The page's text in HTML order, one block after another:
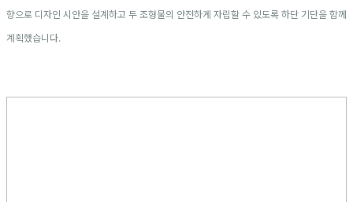
향으로 디자인 시안을 설계하고 두 조형물의 안전하게 자립할 수 있도록 하단 기단을 함께
계획했습니다.